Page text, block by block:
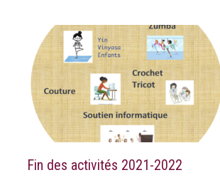
Fin des activités 2021-2022